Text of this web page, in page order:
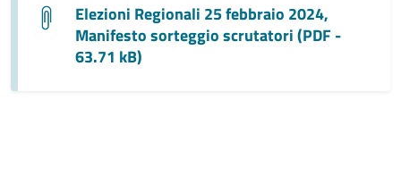
Elezioni Regionali 25 febbraio 2024,
Manifesto sorteggio scrutatori (PDF -
63.71 kB)